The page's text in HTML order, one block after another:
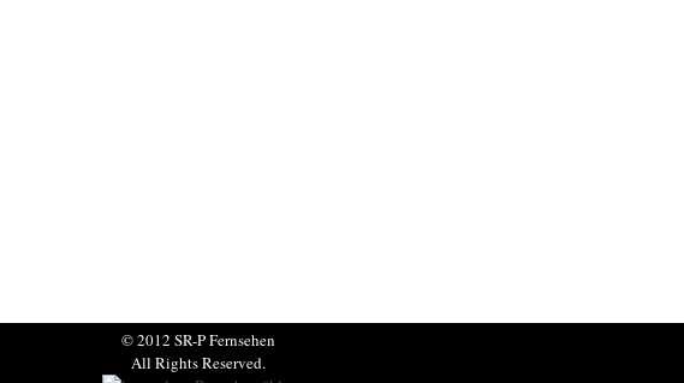
© 2012 SR-P Fernsehen
All Rights Reserved.